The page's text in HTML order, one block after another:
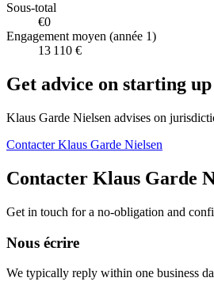
Sous-total
€0
Engagement moyen (année 1)
13 110 €
Get advice on starting
Klaus Garde Nielsen advises on
Contacter Klaus Garde Nielsen
Contacter Klaus Garde
Get in touch for a no-obligation and
Nous écrire
We typically reply within one business